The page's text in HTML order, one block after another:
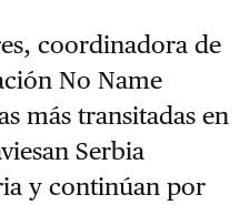
coordinadora de
No Name
más transitadas en
Serbia
y continúan por